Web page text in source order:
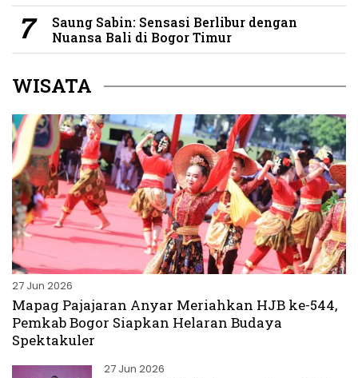
Saung Sabin: Sensasi Berlibur dengan
Nuansa Bali di Bogor Timur
WISATA
27 Jun 2026
Mapag Pajajaran Anyar Meriahkan HJB ke-544,
Pemkab Bogor Siapkan Helaran Budaya
Spektakuler
27 Jun 2026